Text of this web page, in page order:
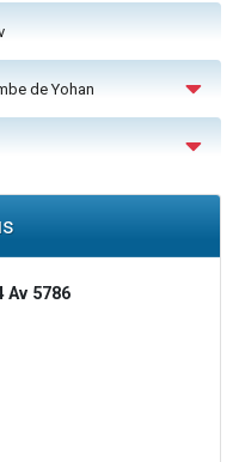
de Yohan
Av 5786